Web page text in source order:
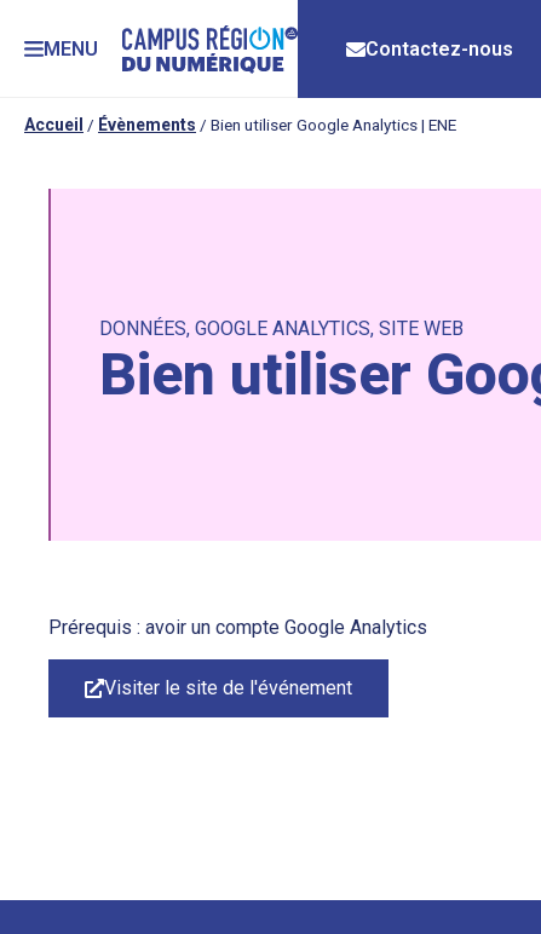
MENU Contactez-nous
Accueil / Évènements / Bien utiliser Google Analytics | ENE
DONNÉES, GOOGLE ANALYTICS, SITE WEB
Bien utiliser
Prérequis : avoir un compte Google Analytics
Visiter le site de l'événement